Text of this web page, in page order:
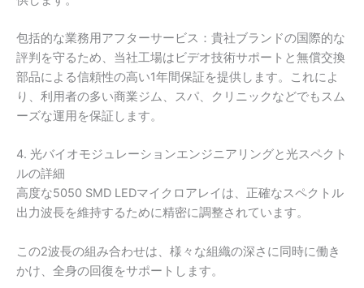
包括的な業務用アフターサービス：貴社ブランドの国際的な
評判を守るため、当社工場はビデオ技術サポートと無償交換
部品による信頼性の高い1年間保証を提供します。これによ
り、利用者の多い商業ジム、スパ、クリニックなどでもスム
ーズな運用を保証します。
4. 光バイオモジュレーションエンジニアリングと光スペクト
ルの詳細
高度な5050 SMD LEDマイクロアレイは、正確なスペクトル
出力波長を維持するために精密に調整されています。
この2波長の組み合わせは、様々な組織の深さに同時に働き
かけ、全身の回復をサポートします。